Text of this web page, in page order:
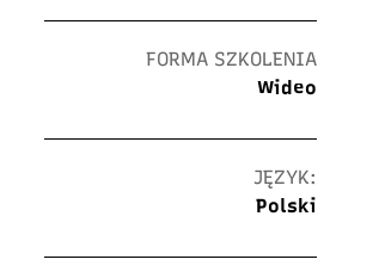
FORMA SZKOLENIA
Wideo
JĘZYK:
Polski